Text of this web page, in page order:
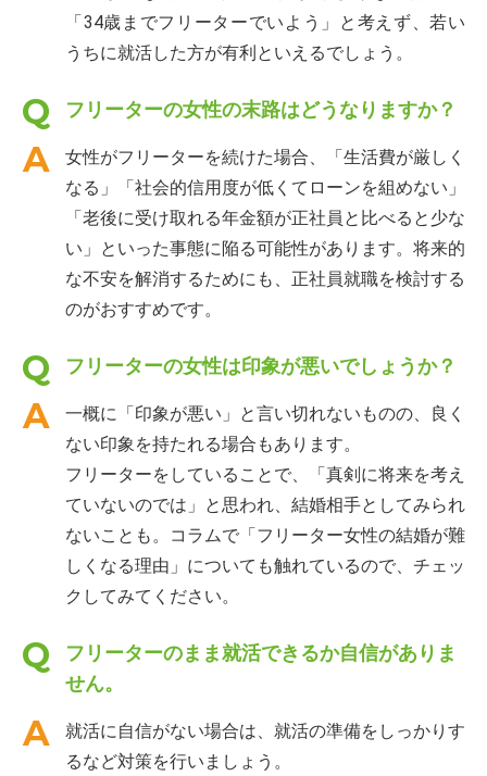
「34歳までフリーターでいよう」と考えず、若い
うちに就活した方が有利といえるでしょう。
フリーターの女性の末路はどうなりますか？
女性がフリーターを続けた場合、「生活費が厳しく
なる」「社会的信用度が低くてローンを組めない」
「老後に受け取れる年金額が正社員と比べると少な
い」といった事態に陥る可能性があります。将来的
な不安を解消するためにも、正社員就職を検討する
のがおすすめです。
フリーターの女性は印象が悪いでしょうか？
一概に「印象が悪い」と言い切れないものの、良く
ない印象を持たれる場合もあります。
フリーターをしていることで、「真剣に将来を考え
ていないのでは」と思われ、結婚相手としてみられ
ないことも。コラムで「フリーター女性の結婚が難
しくなる理由」についても触れているので、チェッ
クしてみてください。
フリーターのまま就活できるか自信がありま
せん。
就活に自信がない場合は、就活の準備をしっかりす
るなど対策を行いましょう。